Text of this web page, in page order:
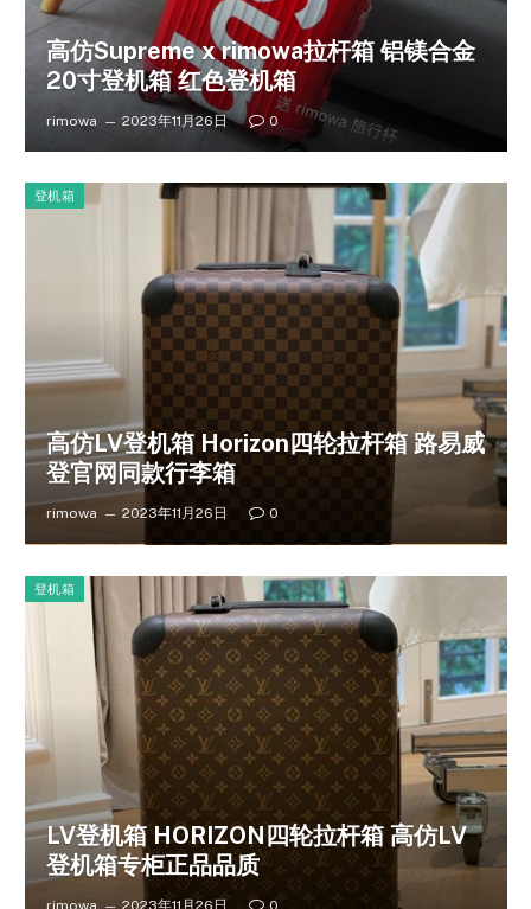
高仿Supreme x rimowa拉杆箱 铝镁合金
20寸登机箱 红色登机箱
rimowa 2023年11月26日 0
登机箱
高仿LV登机箱 Horizon四轮拉杆箱 路易威
登官网同款行李箱
rimowa 2023年11月26日 0
登机箱
LV登机箱 HORIZON四轮拉杆箱 高仿LV
登机箱专柜正品品质
rimowa 2023年11月26日 0